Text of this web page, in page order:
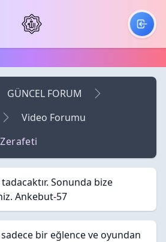
GÜNCEL FORUM
Video Forumu
Sonunda bize
Ankebut-57
bir eğlence ve oyundan